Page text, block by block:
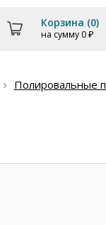
Корзина (0)
на сумму 0 ₽
Полировальные